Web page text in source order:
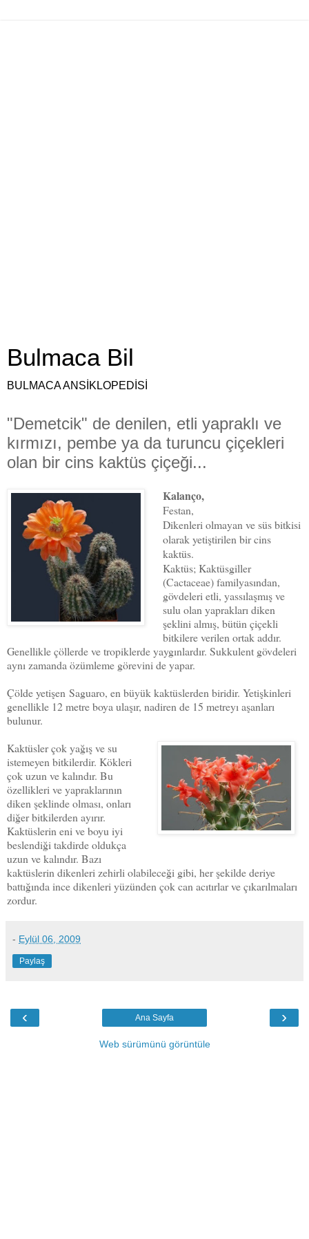
Bulmaca Bil
BULMACA ANSİKLOPEDİSİ
"Demetcik" de denilen, etli yapraklı ve
kırmızı, pembe ya da turuncu çiçekleri
olan bir cins kaktüs çiçeği...
Kalanço,
Festan,
Dikenleri olmayan ve süs bitkisi
olarak yetiştirilen bir cins
kaktüs.
Kaktüs; Kaktüsgiller
(Cactaceae) familyasından,
gövdeleri etli, yassılaşmış ve
sulu olan yaprakları diken
şeklini almış, bütün çiçekli
bitkilere verilen ortak addır.
Genellikle çöllerde ve tropiklerde yaygınlardır. Sukkulent gövdeleri
aynı zamanda özümleme görevini de yapar.
Çölde yetişen Saguaro, en büyük kaktüslerden biridir. Yetişkinleri
genellikle 12 metre boya ulaşır, nadiren de 15 metreyı aşanları
bulunur.
Kaktüsler çok yağış ve su
istemeyen bitkilerdir. Kökleri
çok uzun ve kalındır. Bu
özellikleri ve yapraklarının
diken şeklinde olması, onları
diğer bitkilerden ayırır.
Kaktüslerin eni ve boyu iyi
beslendiği takdirde oldukça
uzun ve kalındır. Bazı
kaktüslerin dikenleri zehirli olabileceği gibi, her şekilde deriye
battığında ince dikenleri yüzünden çok can acıtırlar ve çıkarılmaları
zordur.
- Eylül 06, 2009
Paylaş
‹ ›
Ana Sayfa
Web sürümünü görüntüle